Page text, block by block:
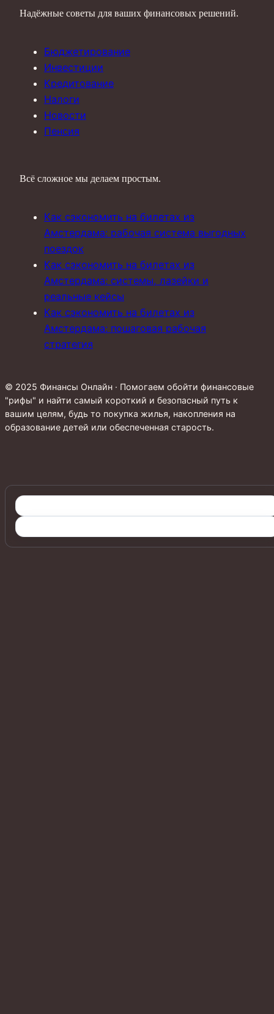
Надёжные советы для ваших финансовых решений.
Бюджетирование
Инвестиции
Кредитование
Налоги
Новости
Пенсия
Всё сложное мы делаем простым.
Как сэкономить на билетах из
Амстердама: рабочая система выгодных
поездок
Как сэкономить на билетах из
Амстердама: системы, лазейки и
реальные кейсы
Как сэкономить на билетах из
Амстердама: пошаговая рабочая
стратегия
© 2025 Финансы Онлайн · Помогаем обойти финансовые
"рифы" и найти самый короткий и безопасный путь к
вашим целям, будь то покупка жилья, накопления на
образование детей или обеспеченная старость.